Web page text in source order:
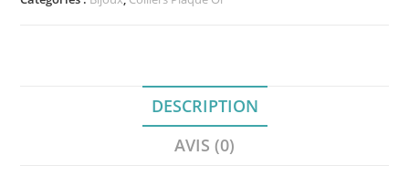
Or
DESCRIPTION
AVIS (0)